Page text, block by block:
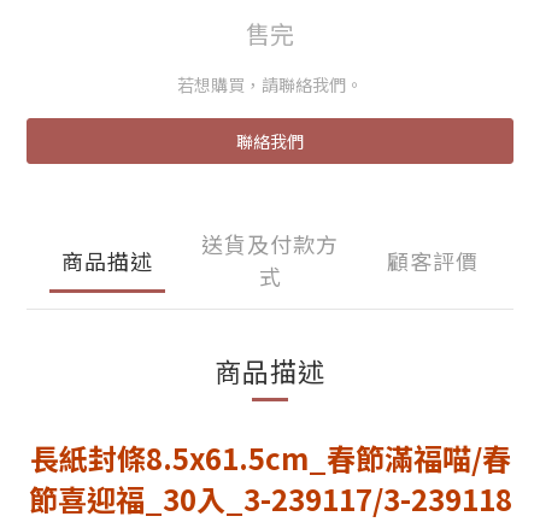
售完
若想購買，請聯絡我們。
聯絡我們
商品描述
送貨及付款方
式
顧客評價
商品描述
長紙封條8.5x61.5cm_春節滿福喵/春
節喜迎福_30入_3-239117/3-239118